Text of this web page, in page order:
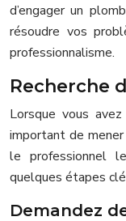
d’engager un
résoudre vos
professionnalisme.
Recherche
Lorsque vous
important de
le professionnel
quelques étapes
Demandez